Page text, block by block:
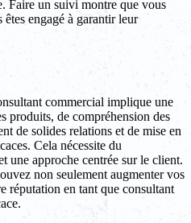
Faire un suivi montre que vous
engagé à garantir leur
commercial implique une
produits, de compréhension des
de solides relations et de mise en
Cela nécessite du
une approche centrée sur le client.
non seulement augmenter vos
réputation en tant que consultant